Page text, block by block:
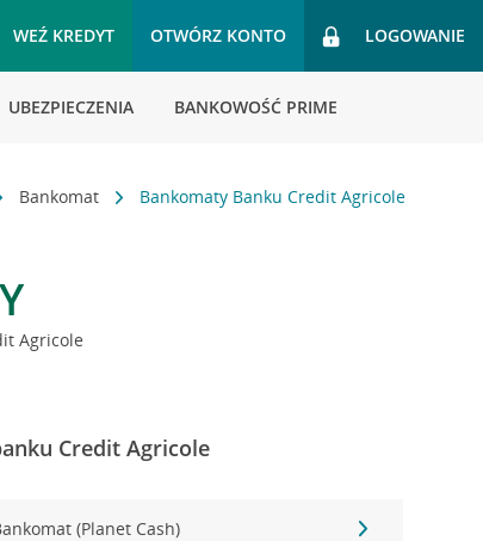
WEŹ KREDYT OTWÓRZ KONTO LOGOWANIE
UBEZPIECZENIA BANKOWOŚĆ PRIME
Bankomat Bankomaty Banku Credit Agricole
Agricole
Credit Agricole
(Planet Cash)